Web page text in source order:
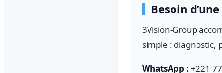
Besoin
3Vision-Group
simple : diagnostic,
WhatsApp : +221